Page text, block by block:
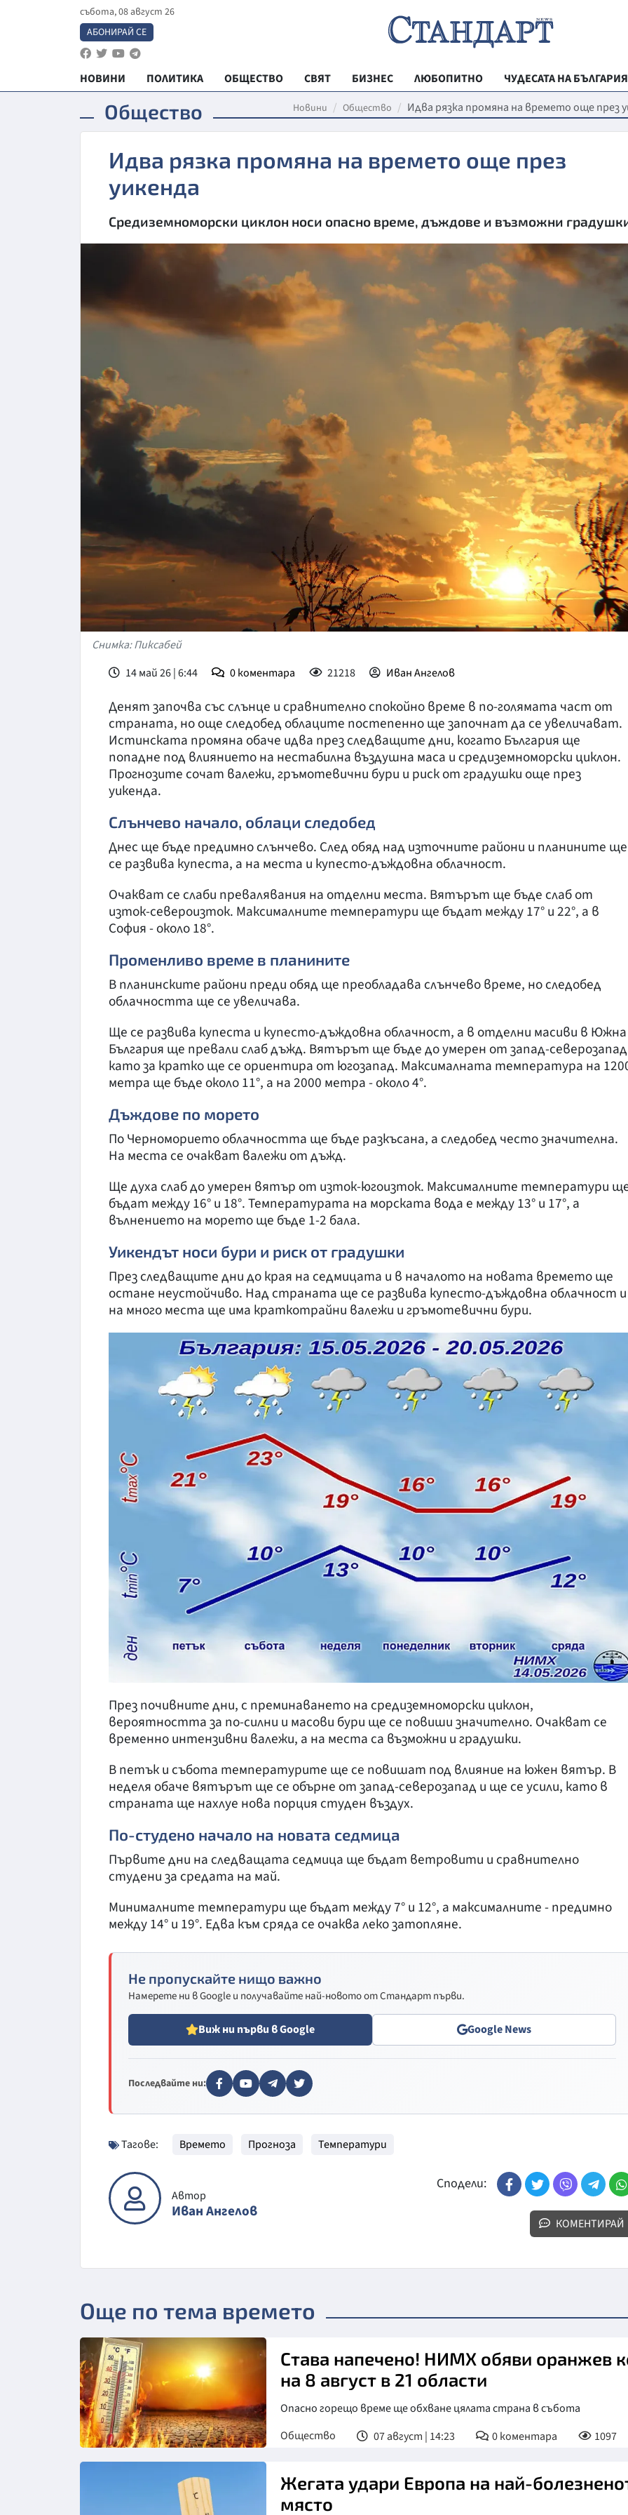
събота, 08 август 26
АБОНИРАЙ СЕ
НОВИНИ ПОЛИТИКА ОБЩЕСТВО СВЯТ БИЗНЕС ЛЮБОПИТНО ЧУДЕСАТА НА БЪЛГАРИЯ
РЕГИОНАЛНИ
ВЕСТНИК
МЛАДЕЖКА
МОЯТ ГРАД
ТЕХНОЛОГИИ
ДА!НА
ДА! НА
КУЛТУРА
ПРАВОСЪДИЕ
КРИМИ
ВЯРА
ОБЯВИ
ВОЙНАТА В
ВРЕМЕТО
Общество Новини Общество Идва рязка промяна на времето още през
Идва рязка промяна на времето още през
уикенда
Средиземноморски циклон носи опасно време, дъждове и възможни
Снимка: Пиксабей
14 май 26 | 6:44
0коментара 21218 Иван Ангелов
Денят започва със слънце и сравнително спокойно време в по-голямата част от
страната, но още следобед облаците постепенно ще започнат да се увеличават.
Истинската промяна обаче идва през следващите дни, когато България ще
попадне под влиянието на нестабилна въздушна маса и средиземноморски циклон.
Прогнозите сочат валежи, гръмотевични бури и риск от градушки още през
уикенда.
Слънчево начало, облаци следобед
Днес ще бъде предимно слънчево. След обяд над източните райони и планините ще
се развива купеста, а на места и купесто-дъждовна облачност.
Очакват се слаби превалявания на отделни места. Вятърът ще бъде слаб от
изток-североизток. Максималните температури ще бъдат между 17° и 22°, а в
София - около 18°.
Променливо време в планините
В планинските райони преди обяд ще преобладава слънчево време, но следобед
облачността ще се увеличава.
Ще се развива купеста и купесто-дъждовна облачност, а в отделни масиви в Южна
България ще превали слаб дъжд. Вятърът ще бъде до умерен от запад-
като за кратко ще се ориентира от югозапад. Максималната температура на
метра ще бъде около 11°, а на 2000 метра - около 4°.
Дъждове по морето
По Черноморието облачността ще бъде разкъсана, а следобед често значителна.
На места се очакват валежи от дъжд.
Ще духа слаб до умерен вятър от изток-югоизток. Максималните температури
бъдат между 16° и 18°. Температурата на морската вода е между 13° и 17°, а
вълнението на морето ще бъде 1-2 бала.
Уикендът носи бури и риск от градушки
През следващите дни до края на седмицата и в началото на новата времето ще
остане неустойчиво. Над страната ще се развива купесто-дъждовна облачност и
на много места ще има краткотрайни валежи и гръмотевични бури.
През почивните дни, с преминаването на средиземноморски циклон,
вероятността за по-силни и масови бури ще се повиши значително. Очакват се
временно интензивни валежи, а на места са възможни и градушки.
В петък и събота температурите ще се повишат под влияние на южен вятър. В
неделя обаче вятърът ще се обърне от запад-северозапад и ще се усили, като в
страната ще нахлуе нова порция студен въздух.
По-студено начало на новата седмица
Първите дни на следващата седмица ще бъдат ветровити и сравнително
студени за средата на май.
Минималните температури ще бъдат между 7° и 12°, а максималните - предимно
между 14° и 19°. Едва към сряда се очаква леко затопляне.
Не пропускайте нищо важно
Намерете ни в Google и получавайте най-новото от Стандарт първи.
Виж ни първи в Google Google News
Последвайте ни:
Тагове: Времето Прогноза Температури
Автор
Иван Ангелов
Сподели:
КОМЕНТИРАЙ
Още по тема времето
Става напечено! НИМХ обяви оранжев
на 8 август в 21 области
Опасно горещо време ще обхване цялата страна в събота
Общество
07 август | 14:23 0коментара 1097
Жегата удари Европа на най-
място